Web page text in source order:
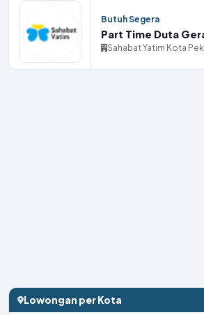
Butuh Segera
Part Time Duta
Sahabat Yatim Kota
Lowongan per Kota